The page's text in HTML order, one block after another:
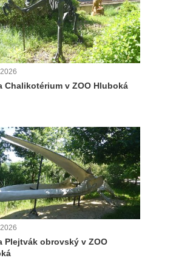
Chalikotérium v ZOO Hluboká
Plejtvák obrovský v ZOO